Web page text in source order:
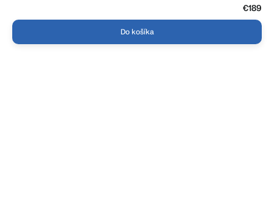
€189
Do košíka